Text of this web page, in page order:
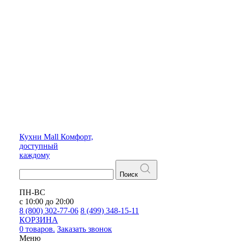
Кухни Mall Комфорт,
доступный
каждому
Поиск
ПН-ВС
с 10:00 до 20:00
8 (800) 302-77-06 8 (499) 348-15-11
КОРЗИНА
0 товаров. Заказать звонок
Меню